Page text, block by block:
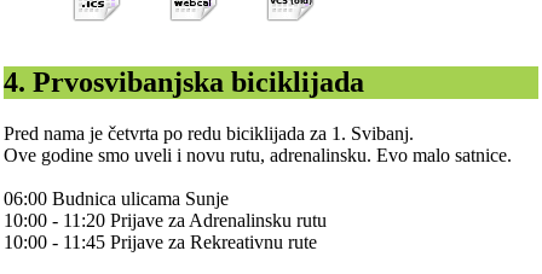
4. Prvosvibanjska biciklijada
Pred nama je četvrta po redu biciklijada za 1. Svibanj.
Ove godine smo uveli i novu rutu, adrenalinsku. Evo malo satnice.
06:00 Budnica ulicama Sunje
10:00 - 11:20 Prijave za Adrenalinsku rutu
10:00 - 11:45 Prijave za Rekreativnu rute